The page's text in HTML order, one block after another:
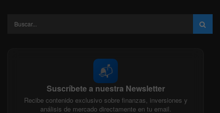
📬
Suscríbete a nuestra Newsletter
Recibe contenido exclusivo sobre finanzas, inversiones y
análisis de mercado directamente en tu email.